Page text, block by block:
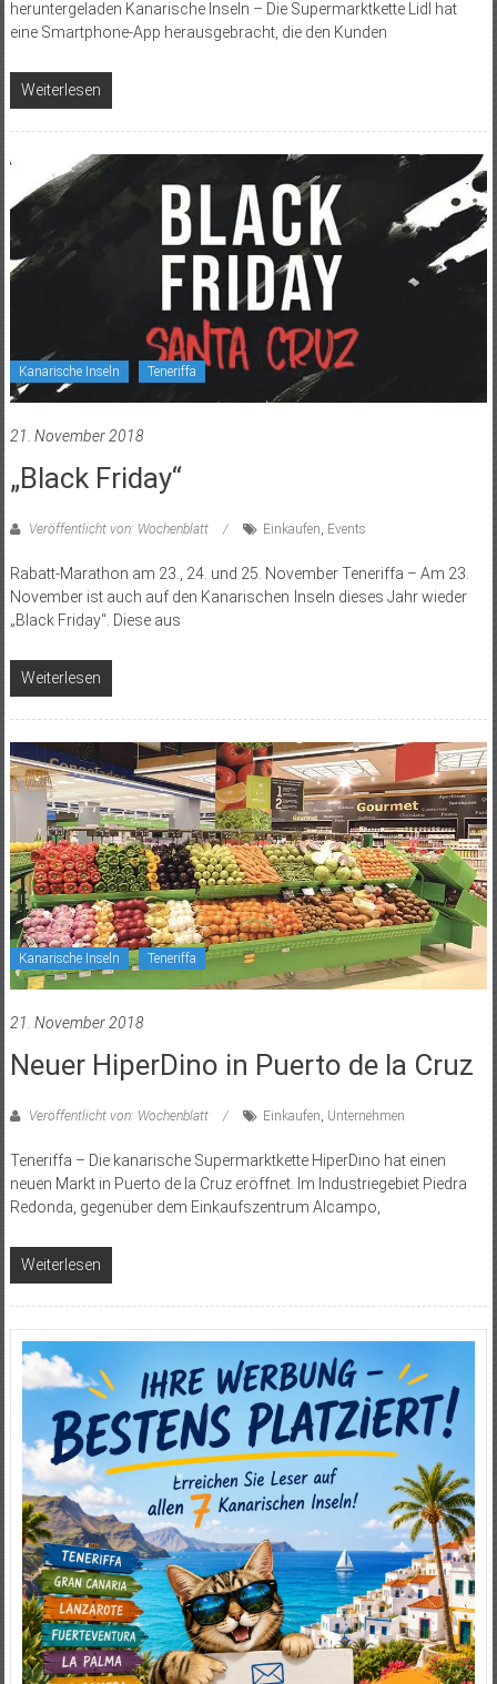
heruntergeladen Kanarische Inseln – Die Supermarktkette Lidl hat
eine Smart­phone-App herausgebracht, die den Kunden
Weiterlesen
Kanarische Inseln Teneriffa
21. November 2018
„Black Friday“
Veröffentlicht von: Wochenblatt Einkaufen, Events
Rabatt-Marathon am 23., 24. und 25. November Teneriffa – Am 23.
November ist auch auf den Kanarischen Inseln dieses Jahr wieder
„Black Friday“. Diese aus
Weiterlesen
Kanarische Inseln Teneriffa
21. November 2018
Neuer HiperDino in Puerto de la Cruz
Veröffentlicht von: Wochenblatt Einkaufen, Unternehmen
Teneriffa – Die kanarische Supermarktkette HiperDino hat einen
neuen Markt in Puerto de la Cruz eröffnet. Im Industriegebiet Piedra
Redonda, gegenüber dem Einkaufszentrum Alcampo,
Weiterlesen